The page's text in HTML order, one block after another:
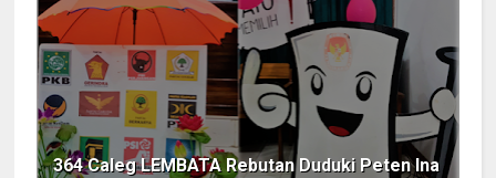
364 Caleg LEMBATA Rebutan Duduki Peten Ina